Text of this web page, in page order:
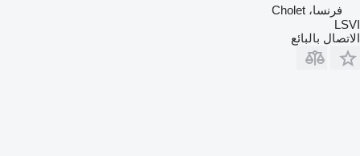
فرنسا، Cholet
LSVI
الاتصال بالبائع